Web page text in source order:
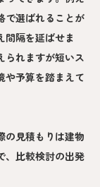
で選ばれることが
間隔を延ばせま
られますが短いス
や予算を踏まえて
の見積もりは建物
、比較検討の出発